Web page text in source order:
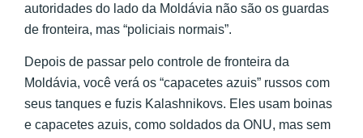
autoridades do lado da Moldávia não são os guardas
de fronteira, mas “policiais normais”.
Depois de passar pelo controle de fronteira da
Moldávia, você verá os “capacetes azuis” russos com
seus tanques e fuzis Kalashnikovs. Eles usam boinas
e capacetes azuis, como soldados da ONU, mas sem